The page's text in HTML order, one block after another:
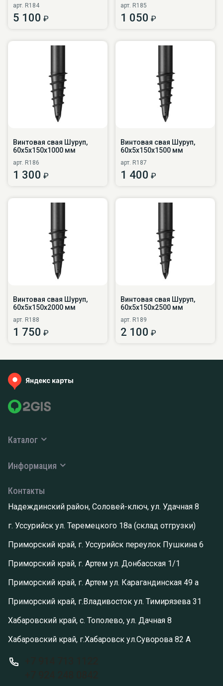
арт. R184
5 100 ₽
арт. R185
1 050 ₽
Винтовая свая Шуруп,
60х5х150х1000 мм
арт. R186
1 300 ₽
Винтовая свая Шуруп,
60х5х150х1500 мм
арт. R187
1 400 ₽
Винтовая свая Шуруп,
60х5х150х2000 мм
арт. R188
1 750 ₽
Винтовая свая Шуруп,
60х5х150х2500 мм
арт. R189
2 100 ₽
Каталог
Информация
Контакты
Надеждинский район, Соловей-ключ, ул. Удачная 8
г. Уссурийск ул. Теремецкого 18а (склад отгрузки)
Приморский край, г. Уссурийск переулок Пушкина 6
Приморский край, г. Артем ул. Донбасская 1/1
Приморский край, г. Артем ул. Карагандинская 49 а
Приморский край, г.Владивосток ул. Тимирязева 31
Хабаровский край, с. Тополево, ул. Дачная 8
Хабаровский край, г.Хабаровск ул.Суворова 82 А